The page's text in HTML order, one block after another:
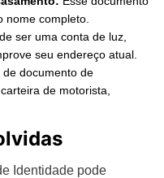
nome completo.
ser uma conta de luz,
seu endereço atual.
de documento de
de motorista,
Identidade pode